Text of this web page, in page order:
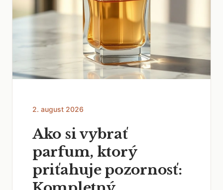
2. august 2026
Ako si vybrať
parfum, ktorý
priťahuje pozornosť: